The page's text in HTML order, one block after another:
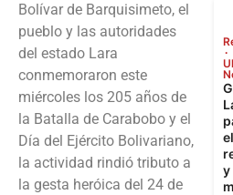
Bolívar de Barquisimeto, el
pueblo y las autoridades
del estado Lara
conmemoraron este
miércoles los 205 años de
la Batalla de Carabobo y el
Día del Ejército Bolivariano,
la actividad rindió tributo a
la gesta heróica del 24 de
y